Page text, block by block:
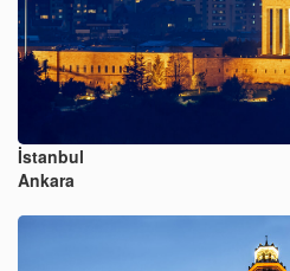
İstanbul
Ankara